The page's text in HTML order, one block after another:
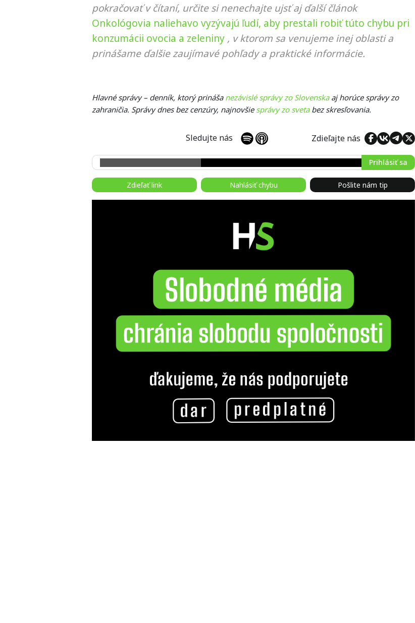
pokračovať v čítaní, určite si nenechajte ujsť aj ďalší článok
Onkológovia naliehavo vyzývajú ľudí, aby prestali robiť túto chybu pri
konzumácii ovocia a zeleniny , v ktorom sa venujeme inej oblasti a
prinášame ďalšie zaujímavé pohľady a praktické informácie.
Hlavné správy – denník, ktorý prináša nezávislé správy zo Slovenskaaj horúce správy zo
zahraničia. Správy dnes bez cenzúry, najnovšie správy zo svetabez skresľovania.
Sledujte nás Zdieľajte nás
Prihlásiť sa
Zdieľať link Nahlásiť chybu Pošlite nám tip